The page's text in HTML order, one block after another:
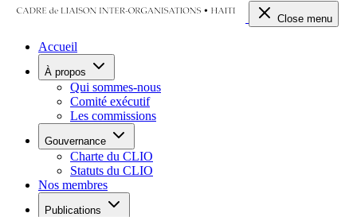
Close menu
Accueil
À propos
Qui sommes-nous
Comité exécutif
Les commissions
Gouvernance
Charte du CLIO
Statuts du CLIO
Nos membres
Publications